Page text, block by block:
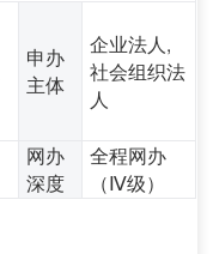
申办
主体
企业法人,
社会组织法
人
网办
深度
全程网办
（Ⅳ级）